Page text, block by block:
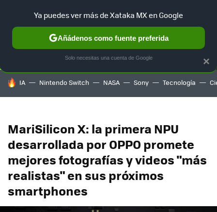
SELECCIÓN GAMING HOME AUTO TERRITORIO
HOY SE HABLA DE
IA Nintendo Switch NASA Sony Tecnología
MariSilicon X: la primera NPU
desarrollada por OPPO promete
mejores fotografías y videos "más
realistas" en sus próximos
smartphones
×
Ya puedes ver más de Xataka MX en Google
Añádenos como fuente preferida
Solo necesitas una cuenta de Google